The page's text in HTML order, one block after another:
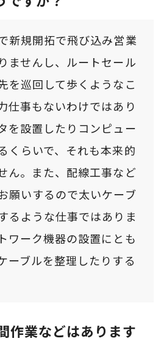
新規開拓で飛び込み営業
ませんし、ルートセール
を巡回して歩くようなこ
仕事もないわけではあり
を設置したりコンピュー
くらいで、それも本来的
ん。また、配線工事など
願いするので太いケーブ
るような仕事ではありま
ワーク機器の設置にとも
ーブルを整理したりする
作業などはあります